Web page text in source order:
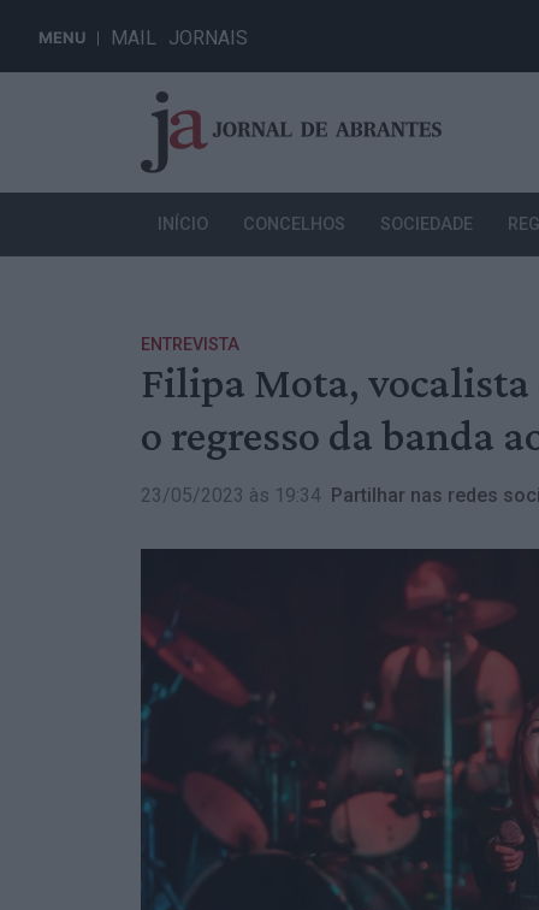
MENU MAIL JORNAIS
INÍCIO CONCELHOS SOCIEDADE
ENTREVISTA
Filipa Mota, vocalista
o regresso da banda
23/05/2023 às 19:34 Partilhar nas redes